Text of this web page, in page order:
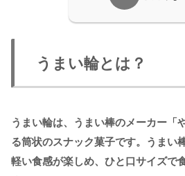
うまい輪とは？
うまい輪は、うまい棒のメーカー「
る筒状のスナック菓子です。うまい
軽い食感が楽しめ、ひと口サイズで